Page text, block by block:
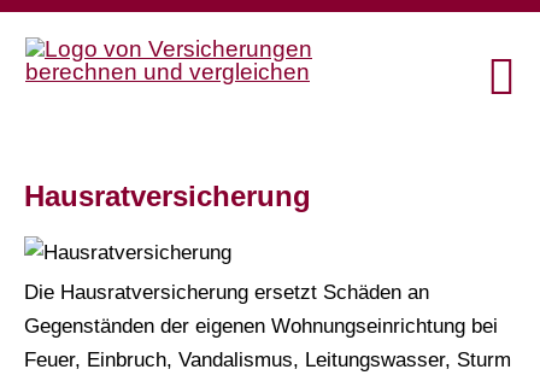
Haus­rat­ver­si­che­rung
Die Haus­rat­ver­si­che­rung ersetzt Schäden an
Gegenständen der eigenen Wohnungseinrichtung bei
Feuer, Einbruch, Vandalismus, Leitungswasser, Sturm